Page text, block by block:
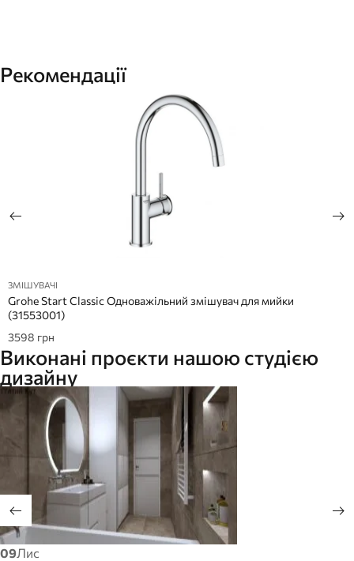
Рекомендації
ЗМІШУВАЧІ
Grohe Start Classic Одноважільний змішувач для мийки
(31553001)
3598 грн
Виконані проєкти нашою студією
дизайну
09Лис